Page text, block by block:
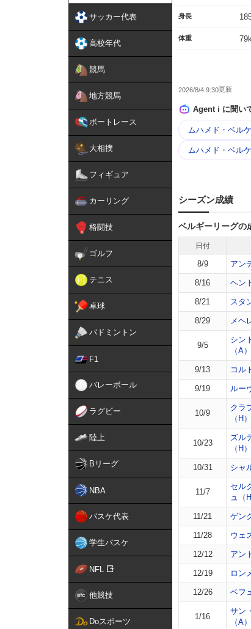
サッカー代表
高校年代
競馬
地方競馬
ボートレース
大相撲
フィギュア
カーリング
格闘技
ゴルフ
テニス
卓球
バドミントン
F1
バレーボール
ラグビー
陸上
Bリーグ
NBA
バスケ代表
学生バスケ
NFL
他競技
Doスポーツ
身長
体重
2026/8/4 9:30
Agent i に聞い
ムハメド・ベル
ムハメド・ベル
シーズン成績
ベルギーリーグの
日付
8/9 アン
8/16 ヘン
8/21 スタ
8/29 メヘ
9/5
シン
（A）
9/13 コル
9/19 ルー
10/9
クラ
（H）
10/23
ズル
（H）
10/31 シャ
11/7
セル
ュ（H
11/21 ゲン
11/28 ウェ
12/12 アン
12/19 ロン
12/26 ベフ
1/16
サン
（A）